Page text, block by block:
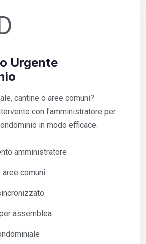
Urgente
cantine o aree comuni?
con l'amministratore per
in modo efficace.
amministratore
aree comuni
assemblea